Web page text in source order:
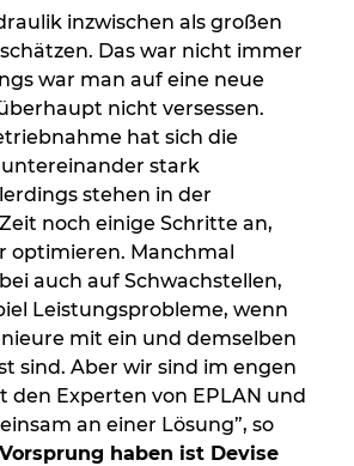
inzwischen als großen
Das war nicht immer
war man auf eine neue
nicht versessen.
hat sich die
stark
stehen in der
noch einige Schritte an,
optimieren. Manchmal
auch auf Schwachstellen,
Leistungsprobleme, wenn
mit ein und demselben
sind. Aber wir sind im engen
den Experten von EPLAN und
an einer Lösung”, so
Vorsprung haben ist Devise